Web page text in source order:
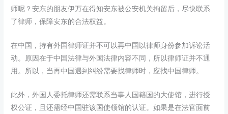
师呢？安东的朋友伊万在得知安东被公安机关拘留后，尽快联系
了律师，保障安东的合法权益。
在中国，持有外国律师证并不可以再中国以律师身份参加诉讼活
动。原因在于中国法律与外国法律内容不同，所以律师证并不通
用。所以，当再中国遇到纠纷需要找律师时，应找中国律师。
此外，外国人委托律师还需联系当事人国籍国的大使馆，进行授
权公证，且还需经中国驻该国使领馆的认证。如果是在法官面前